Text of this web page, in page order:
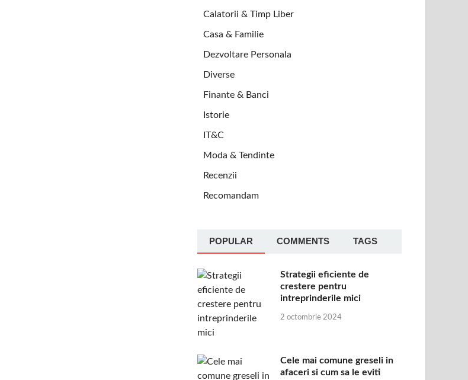
Calatorii & Timp Liber
Casa & Familie
Dezvoltare Personala
Diverse
Finante & Banci
Istorie
IT&C
Moda & Tendinte
Recenzii
Recomandam
POPULAR COMMENTS TAGS
Strategii eficiente de
crestere pentru
intreprinderile mici
2 octombrie 2024
Cele mai comune greseli in
afaceri si cum sa le eviti